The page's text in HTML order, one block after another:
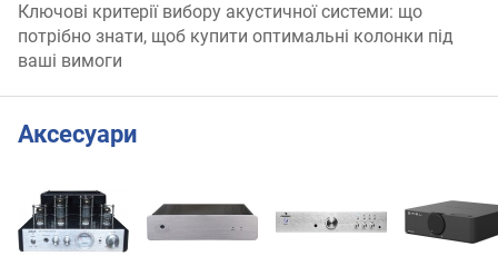
Ключові критерії вибору акустичної системи: що
потрібно знати, щоб купити оптимальні колонки під
ваші вимоги
Аксесуари